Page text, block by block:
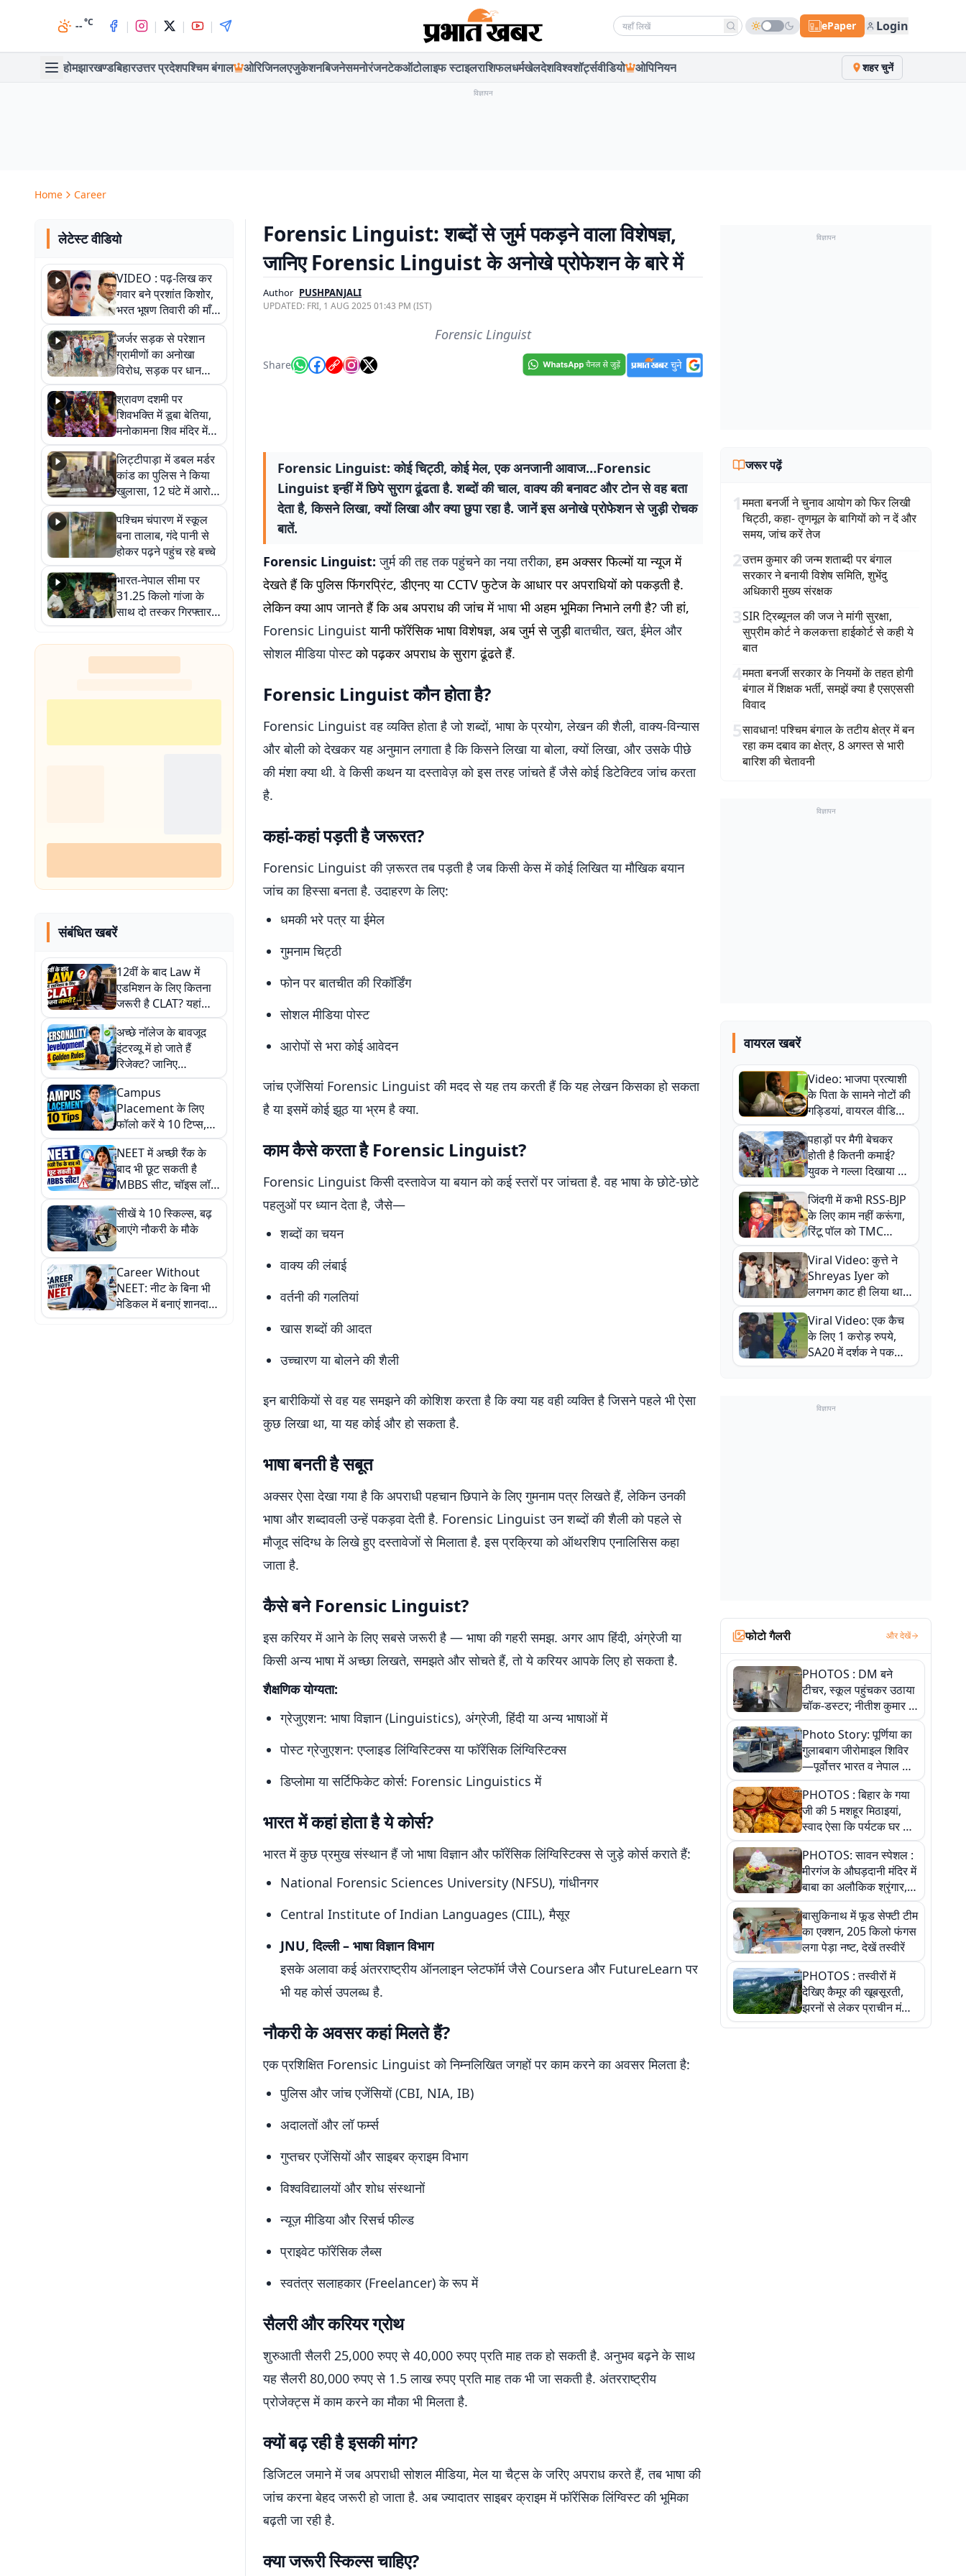
--°C | | | | Search news ePaper Login
होमझारखण्डबिहारउत्तर प्रदेशपश्चिम बंगाल ओरिजिनलएजुकेशनबिजनेसमनोरंजनटेकऑटोलाइफ स्टाइलराशिफलधर्मखेलदेशविश्वशॉर्ट्सवीडियो ओपिनियन शहर चुनें
विज्ञापन
Home Career
लेटेस्ट वीडियो
VIDEO : पढ़-लिख कर
गवार बने प्रशांत किशोर,
भरत भूषण तिवारी की माँ ने
कहा नहीं थी उम्मीद, बेटा
था तो किसी को बोलने की
नहीं थी हिम्मत
जर्जर सड़क से परेशान
ग्रामीणों का अनोखा
विरोध, सड़क पर धान
रोपकर और खाद डालकर
जताया आक्रोश
श्रावण दशमी पर
शिवभक्ति में डूबा बेतिया,
मनोकामना शिव मंदिर में
हुआ भव्य श्रृंगार
लिट्टीपाड़ा में डबल मर्डर
कांड का पुलिस ने किया
खुलासा, 12 घंटे में आरोपी
गिरफ्तार
पश्चिम चंपारण में स्कूल
बना तालाब, गंदे पानी से
होकर पढ़ने पहुंच रहे बच्चे
भारत-नेपाल सीमा पर
31.25 किलो गांजा के
साथ दो तस्कर गिरफ्तार,
नेपाली नंबर की बाइक
जब्त
संबंधित खबरें
12वीं के बाद Law में
एडमिशन के लिए कितना
जरूरी है CLAT? यहां
समझें पूरी बात
अच्छे नॉलेज के बावजूद
इंटरव्यू में हो जाते हैं
रिजेक्ट? जानिए
Personality
Development के 4
गोल्डन रूल्स
Campus
Placement के लिए
फॉलो करें ये 10 टिप्स,
पहली ही कोशिश में मिलेगा
लाखों का पैकेज
NEET में अच्छी रैंक के
बाद भी छूट सकती है
MBBS सीट, चॉइस लॉक
करने में न करें ये गलतियां
सीखें ये 10 स्किल्स, बढ़
जाएंगे नौकरी के मौके
Career Without
NEET: नीट के बिना भी
मेडिकल में बनाएं शानदार
करियर, 12वीं के मार्क्स
Forensic Linguist: शब्दों से जुर्म पकड़ने वाला विशेषज्ञ,
जानिए Forensic Linguist के अनोखे प्रोफेशन के बारे में
Author PUSHPANJALI
UPDATED: FRI, 1 AUG 2025 01:43 PM (IST)
Forensic Linguist
Share
Forensic Linguist: कोई चिट्ठी, कोई मेल, एक अनजानी आवाज…Forensic
Linguist इन्हीं में छिपे सुराग ढूंढता है. शब्दों की चाल, वाक्य की बनावट और टोन से वह बता
देता है, किसने लिखा, क्यों लिखा और क्या छुपा रहा है. जानें इस अनोखे प्रोफेशन से जुड़ी रोचक
बातें.
Forensic Linguist:जुर्म की तह तक पहुंचने का नया तरीका,हम अक्सर फिल्मों या न्यूज में
देखते हैं कि पुलिस फिंगरप्रिंट, डीएनए या CCTV फुटेज के आधार पर अपराधियों को पकड़ती है.
लेकिन क्या आप जानते हैं कि अब अपराध की जांच मेंभाषाभी अहम भूमिका निभाने लगी है? जी हां,
Forensic Linguist यानी फॉरेंसिक भाषा विशेषज्ञ, अब जुर्म से जुड़ीबातचीत, खत, ईमेल और
सोशल मीडिया पोस्टको पढ़कर अपराध के सुराग ढूंढते हैं.
Forensic Linguist कौन होता है?
Forensic Linguist वह व्यक्ति होता है जो शब्दों, भाषा के प्रयोग, लेखन की शैली, वाक्य-विन्यास
और बोली को देखकर यह अनुमान लगाता है कि किसने लिखा या बोला, क्यों लिखा, और उसके पीछे
की मंशा क्या थी. वे किसी कथन या दस्तावेज़ को इस तरह जांचते हैं जैसे कोई डिटेक्टिव जांच करता
है.
कहां-कहां पड़ती है जरूरत?
Forensic Linguist की ज़रूरत तब पड़ती है जब किसी केस में कोई लिखित या मौखिक बयान
जांच का हिस्सा बनता है. उदाहरण के लिए:
धमकी भरे पत्र या ईमेल
गुमनाम चिट्ठी
फोन पर बातचीत की रिकॉर्डिंग
सोशल मीडिया पोस्ट
आरोपों से भरा कोई आवेदन
जांच एजेंसियां Forensic Linguist की मदद से यह तय करती हैं कि यह लेखन किसका हो सकता
है या इसमें कोई झूठ या भ्रम है क्या.
काम कैसे करता है Forensic Linguist?
Forensic Linguist किसी दस्तावेज या बयान को कई स्तरों पर जांचता है. वह भाषा के छोटे-छोटे
पहलुओं पर ध्यान देता है, जैसे—
शब्दों का चयन
वाक्य की लंबाई
वर्तनी की गलतियां
खास शब्दों की आदत
उच्चारण या बोलने की शैली
इन बारीकियों से वह यह समझने की कोशिश करता है कि क्या यह वही व्यक्ति है जिसने पहले भी ऐसा
कुछ लिखा था, या यह कोई और हो सकता है.
भाषा बनती है सबूत
अक्सर ऐसा देखा गया है कि अपराधी पहचान छिपाने के लिए गुमनाम पत्र लिखते हैं, लेकिन उनकी
भाषा और शब्दावली उन्हें पकड़वा देती है. Forensic Linguist उन शब्दों की शैली को पहले से
मौजूद संदिग्ध के लिखे हुए दस्तावेजों से मिलाता है. इस प्रक्रिया को ऑथरशिप एनालिसिस कहा
जाता है.
कैसे बने Forensic Linguist?
इस करियर में आने के लिए सबसे जरूरी है — भाषा की गहरी समझ. अगर आप हिंदी, अंग्रेजी या
किसी अन्य भाषा में अच्छा लिखते, समझते और सोचते हैं, तो ये करियर आपके लिए हो सकता है.
शैक्षणिक योग्यता:
ग्रेजुएशन: भाषा विज्ञान (Linguistics), अंग्रेजी, हिंदी या अन्य भाषाओं में
पोस्ट ग्रेजुएशन: एप्लाइड लिंग्विस्टिक्स या फॉरेंसिक लिंग्विस्टिक्स
डिप्लोमा या सर्टिफिकेट कोर्स: Forensic Linguistics में
भारत में कहां होता है ये कोर्स?
भारत में कुछ प्रमुख संस्थान हैं जो भाषा विज्ञान और फॉरेंसिक लिंग्विस्टिक्स से जुड़े कोर्स कराते हैं:
National Forensic Sciences University (NFSU), गांधीनगर
Central Institute of Indian Languages (CIIL), मैसूर
JNU, दिल्ली – भाषा विज्ञान विभाग
इसके अलावा कई अंतरराष्ट्रीय ऑनलाइन प्लेटफॉर्म जैसे Coursera और FutureLearn पर
भी यह कोर्स उपलब्ध है.
नौकरी के अवसर कहां मिलते हैं?
एक प्रशिक्षित Forensic Linguist को निम्नलिखित जगहों पर काम करने का अवसर मिलता है:
पुलिस और जांच एजेंसियों (CBI, NIA, IB)
अदालतों और लॉ फर्म्स
गुप्तचर एजेंसियों और साइबर क्राइम विभाग
विश्वविद्यालयों और शोध संस्थानों
न्यूज़ मीडिया और रिसर्च फील्ड
प्राइवेट फॉरेंसिक लैब्स
स्वतंत्र सलाहकार (Freelancer) के रूप में
सैलरी और करियर ग्रोथ
शुरुआती सैलरी 25,000 रुपए से 40,000 रुपए प्रति माह तक हो सकती है. अनुभव बढ़ने के साथ
यह सैलरी 80,000 रुपए से 1.5 लाख रुपए प्रति माह तक भी जा सकती है. अंतरराष्ट्रीय
प्रोजेक्ट्स में काम करने का मौका भी मिलता है.
क्यों बढ़ रही है इसकी मांग?
डिजिटल जमाने में जब अपराधी सोशल मीडिया, मेल या चैट्स के जरिए अपराध करते हैं, तब भाषा की
जांच करना बेहद जरूरी हो जाता है. अब ज्यादातर साइबर क्राइम में फॉरेंसिक लिंग्विस्ट की भूमिका
बढ़ती जा रही है.
क्या जरूरी स्किल्स चाहिए?
विज्ञापन
जरूर पढ़ें
1ममता बनर्जी ने चुनाव आयोग को फिर लिखी
चिट्ठी, कहा- तृणमूल के बागियों को न दें और
समय, जांच करें तेज
2उत्तम कुमार की जन्म शताब्दी पर बंगाल
सरकार ने बनायी विशेष समिति, शुभेंदु
अधिकारी मुख्य संरक्षक
3SIR ट्रिब्यूनल की जज ने मांगी सुरक्षा,
सुप्रीम कोर्ट ने कलकत्ता हाईकोर्ट से कही ये
बात
4ममता बनर्जी सरकार के नियमों के तहत होगी
बंगाल में शिक्षक भर्ती, समझें क्या है एसएससी
विवाद
5सावधान! पश्चिम बंगाल के तटीय क्षेत्र में बन
रहा कम दबाव का क्षेत्र, 8 अगस्त से भारी
बारिश की चेतावनी
विज्ञापन
वायरल खबरें
Video: भाजपा प्रत्याशी
के पिता के सामने नोटों की
गड्डियां, वायरल वीडियो
से राजनीति में उबाल,
अजित महतो बोले- TMC
की गंदी चाल
पहाड़ों पर मैगी बेचकर
होती है कितनी कमाई?
युवक ने गल्ला दिखाया तो
नौकरी वालों के खड़े हो गए
कान
जिंदगी में कभी RSS-BJP
के लिए काम नहीं करूंगा,
रिंटू पॉल को TMC
ऑफिस में ले जाकर पीटा,
Video वायरल
Viral Video: कुत्ते ने
Shreyas Iyer को
लगभग काट ही लिया था,
न्यूजीलैंड सीरीज से पहले
बाल-बाल बचे
Viral Video: एक कैच
के लिए 1 करोड़ रुपये,
SA20 में दर्शक ने पकड़ा
एक हाथ से गजब का कैच
विज्ञापन
फोटो गैलरी और देखें
PHOTOS : DM बने
टीचर, स्कूल पहुंचकर उठाया
चॉक-डस्टर; नीतीश कुमार के
इस चहेते अधिकारी को
जानिए
Photo Story: पूर्णिया का
गुलाबबाग जीरोमाइल शिविर
—पूर्वोत्तर भारत व नेपाल के
कांवरियों का प्रमुख सेवा धाम
PHOTOS : बिहार के गया
जी की 5 मशहूर मिठाइयां,
स्वाद ऐसा कि पर्यटक घर ले
जाना नहीं भूलते, तस्वीरों में
देखें
PHOTOS: सावन स्पेशल :
मीरगंज के औघड़दानी मंदिर में
बाबा का अलौकिक श्रृंगार,
तस्वीरों में देखें महादेव के कई
मनमोहक स्वरूप
बासुकिनाथ में फूड सेफ्टी टीम
का एक्शन, 205 किलो फंगस
लगा पेड़ा नष्ट, देखें तस्वीरें
PHOTOS : तस्वीरों में
देखिए कैमूर की खूबसूरती,
झरनों से लेकर प्राचीन मंदिरों
तक प्रकृति और आस्था का